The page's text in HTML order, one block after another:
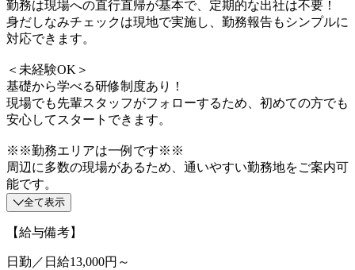
勤務は現場への直行直帰が基本で、定期的な出社は不要！
身だしなみチェックは現地で実施し、勤務報告もシンプルに
対応できます。
＜未経験OK＞
基礎から学べる研修制度あり！
現場でも先輩スタッフがフォローするため、初めての方でも
安心してスタートできます。
※※勤務エリアは一例です※※
周辺に多数の現場があるため、通いやすい勤務地をご案内可
能です。
全て表示
【給与備考】
日勤／日給13,000円～